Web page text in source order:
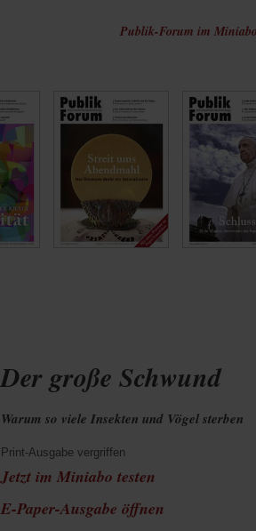
Publik-Forum im
Der große Schwund
Warum so viele Insekten und Vögel sterben
Print-Ausgabe vergriffen
Jetzt im Miniabo testen
E-Paper-Ausgabe öffnen